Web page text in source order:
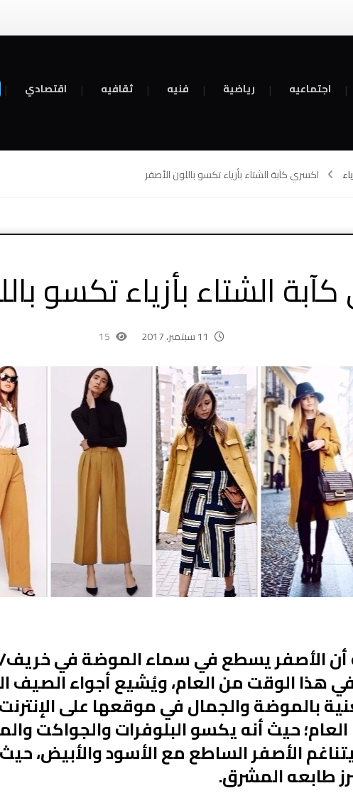
اجتماعيه رياضية فنيه ثقافيه اقتصادي
اكسري كآبة الشتاء بأزياء تكسو باللون الأصفر
الشتاء بأزياء تكسو
11 سبتمبر، 2017 15
في هذا الوقت من العام، ويُشيع أجواء
بالموضة والجمال في موقعها على
حيث أنه يكسو البلوفرات والجواكت
الأصفر الساطع مع الأسود والأبيض،
طابعه المشرق.